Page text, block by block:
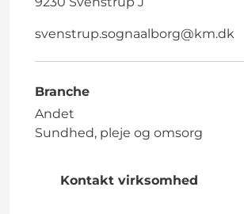
svenstrup.sognaalborg@km.dk
Branche
Andet
Sundhed, pleje og omsorg
Kontakt virksomhed